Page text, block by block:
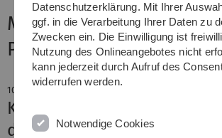
Meldung aus dem
Psychologie und
10. Mai 2026
Kooperationsprojekt
der Deutschen
Datenschutzerklärung. Mit Ihrer
ggf. in die Verarbeitung Ihrer Daten zu
Zwecken ein. Die Einwilligung ist
Nutzung des Onlineangebotes nicht
kann jederzeit durch Aufruf des
widerrufen werden.
Notwendige Cookies